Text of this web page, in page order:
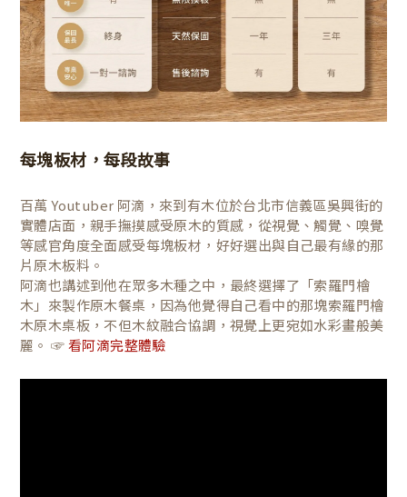
每塊板材，每段故事
百萬 Youtuber 阿滴，來到有木位於台北市信義區吳興街的
實體店面，親手撫摸感受原木的質感，從視覺、觸覺、嗅覺
等感官角度全面感受每塊板材，好好選出與自己最有緣的那
片原木板料。
阿滴也講述到他在眾多木種之中，最終選擇了「索羅門檜
木」來製作原木餐桌，因為他覺得自己看中的那塊索羅門檜
木原木桌板，不但木紋融合協調，視覺上更宛如水彩畫般美
麗。 ☞ 看阿滴完整體驗